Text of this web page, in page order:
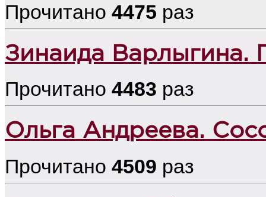
Прочитано 4475 раз
Зинаида Варлыгина.
Прочитано 4483 раз
Ольга Андреева.
Прочитано 4509 раз